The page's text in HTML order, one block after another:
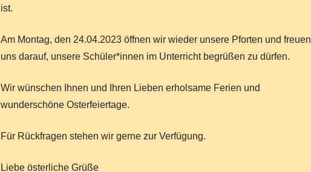
ist.
Am Montag, den 24.04.2023 öffnen wir wieder unsere Pforten und freuen
uns darauf, unsere Schüler*innen im Unterricht begrüßen zu dürfen.
Wir wünschen Ihnen und Ihren Lieben erholsame Ferien und
wunderschöne Osterfeiertage.
Für Rückfragen stehen wir gerne zur Verfügung.
Liebe österliche Grüße